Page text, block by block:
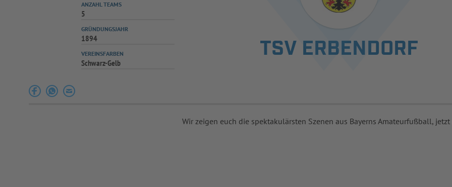
TSV ERBENDORF
ANZAHL TEAMS
5
GRÜNDUNGSJAHR
1894
VEREINSFARBEN
Schwarz-Gelb
Wir zeigen euch die spektakulärsten Szenen aus Bayerns Amateurfußball,